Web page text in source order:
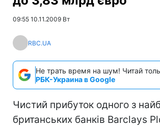
09:55 10.11.2009 Вт
RBC.UA
Не трать время на шум! Читай
РБК-Украина в Google
Чистий прибуток одного з
британських банків Barclays